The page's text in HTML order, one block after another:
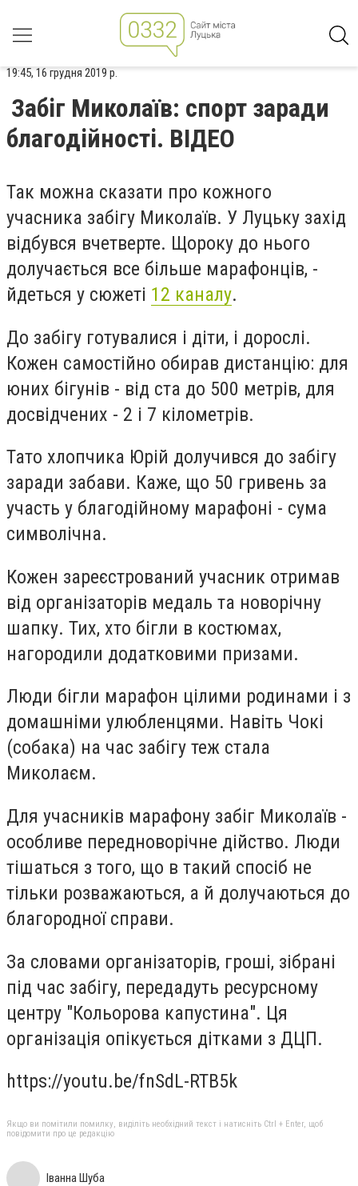
19:45, 16 грудня 2019 р.
Забіг Миколаїв: спорт заради
благодійності. ВІДЕО
Так можна сказати про кожного
учасника забігу Миколаїв. У Луцьку захід
відбувся вчетверте. Щороку до нього
долучається все більше марафонців, -
йдеться у сюжеті 12 каналу.
До забігу готувалися і діти, і дорослі.
Кожен самостійно обирав дистанцію: для
юних бігунів - від ста до 500 метрів, для
досвідчених - 2 і 7 кілометрів.
Тато хлопчика Юрій долучився до забігу
заради забави. Каже, що 50 гривень за
участь у благодійному марафоні - сума
символічна.
Кожен зареєстрований учасник отримав
від організаторів медаль та новорічну
шапку. Тих, хто бігли в костюмах,
нагородили додатковими призами.
Люди бігли марафон цілими родинами і з
домашніми улюбленцями. Навіть Чокі
(собака) на час забігу теж стала
Миколаєм.
Для учасників марафону забіг Миколаїв -
особливе передноворічне дійство. Люди
тішаться з того, що в такий спосіб не
тільки розважаються, а й долучаються до
благородної справи.
За словами організаторів, гроші, зібрані
під час забігу, передадуть ресурсному
центру "Кольорова капустина". Ця
організація опікується дітками з ДЦП.
https://youtu.be/fnSdL-RTB5k
Якщо ви помітили помилку, виділіть необхідний текст і натисніть Ctrl + Enter, щоб
повідомити про це редакцію
Іванна Шуба